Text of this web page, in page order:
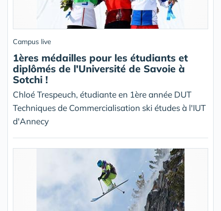
Campus live
1ères médailles pour les étudiants et
diplômés de l'Université de Savoie à
Sotchi !
Chloé Trespeuch, étudiante en 1ère année DUT
Techniques de Commercialisation ski études à l'IUT
d'Annecy